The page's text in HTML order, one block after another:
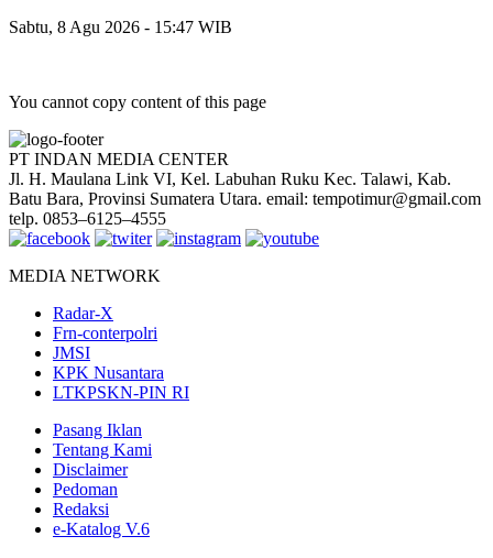
Sabtu, 8 Agu 2026 - 15:47 WIB
You cannot copy content of this page
PT INDAN MEDIA CENTER
Jl. H. Maulana Link VI, Kel. Labuhan Ruku Kec. Talawi, Kab.
Batu Bara, Provinsi Sumatera Utara. email: tempotimur@gmail.com
telp. 0853–6125–4555
MEDIA NETWORK
Radar-X
Frn-conterpolri
JMSI
KPK Nusantara
LTKPSKN-PIN RI
Pasang Iklan
Tentang Kami
Disclaimer
Pedoman
Redaksi
e-Katalog V.6